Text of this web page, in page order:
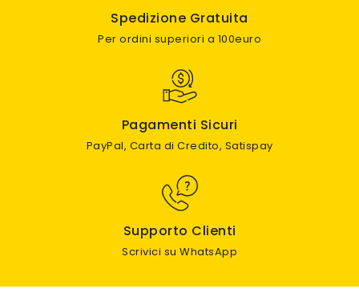
Spedizione Gratuita
Per ordini superiori a 100euro
Pagamenti Sicuri
PayPal, Carta di Credito, Satispay
Supporto Clienti
Scrivici su WhatsApp